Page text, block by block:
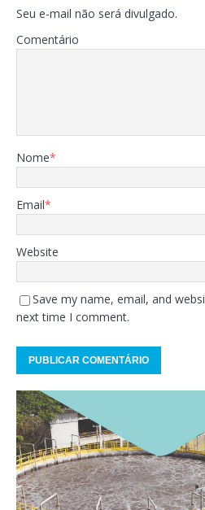
Seu e-mail não será divulgado.
Comentário
Nome*
Email*
Website
Save my name, email, and
next time I comment.